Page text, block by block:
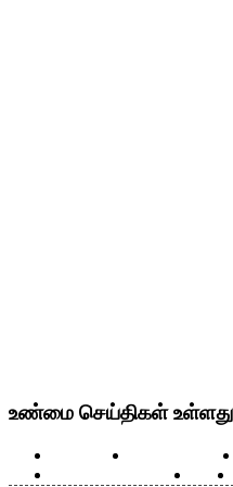
உண்மை செய்திகள் உள்ளது
செய்திகள் உலக செய்திகள்
எதிரொலி செய்திகள்
மீம்ஸ்